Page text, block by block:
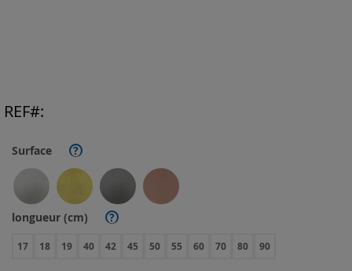
Surface ?
longueur (cm) ?
17 18 19 40 42 45 50 55 60 70 80 90
REF